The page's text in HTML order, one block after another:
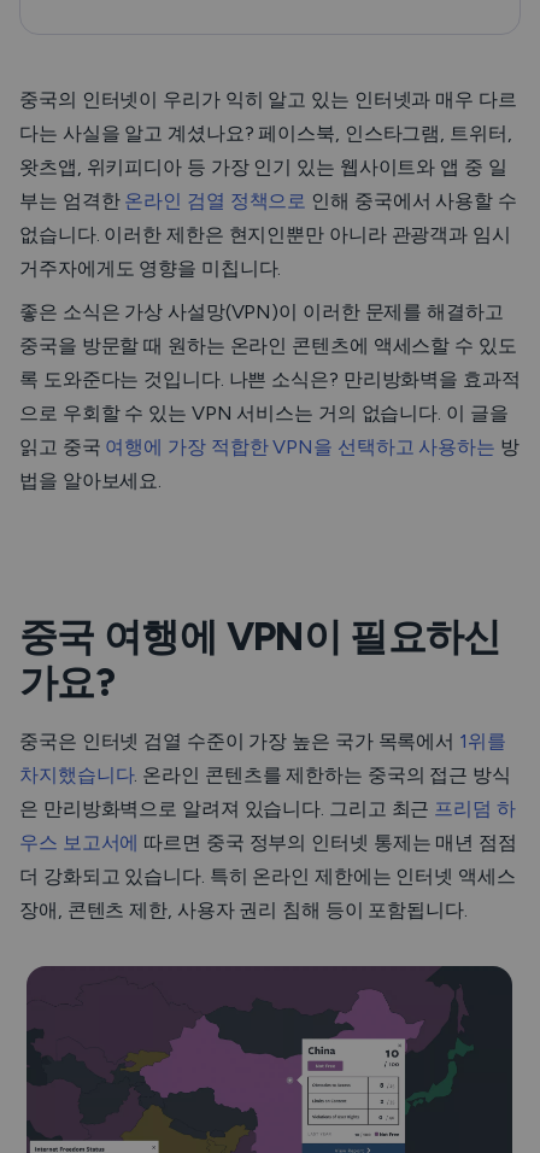
중국의 인터넷이 우리가 익히 알고 있는 인터넷과 매우 다르
다는 사실을 알고 계셨나요? 페이스북, 인스타그램, 트위터,
왓츠앱, 위키피디아 등 가장 인기 있는 웹사이트와 앱 중 일
부는 엄격한 온라인 검열 정책으로 인해 중국에서 사용할 수
없습니다. 이러한 제한은 현지인뿐만 아니라 관광객과 임시
거주자에게도 영향을 미칩니다.
좋은 소식은 가상 사설망(VPN)이 이러한 문제를 해결하고
중국을 방문할 때 원하는 온라인 콘텐츠에 액세스할 수 있도
록 도와준다는 것입니다. 나쁜 소식은? 만리방화벽을 효과적
으로 우회할 수 있는 VPN 서비스는 거의 없습니다. 이 글을
읽고 중국 여행에 가장 적합한 VPN을 선택하고 사용하는 방
법을 알아보세요.
중국 여행에 VPN이 필요하신
가요?
중국은 인터넷 검열 수준이 가장 높은 국가 목록에서 1위를
차지했습니다. 온라인 콘텐츠를 제한하는 중국의 접근 방식
은 만리방화벽으로 알려져 있습니다. 그리고 최근 프리덤 하
우스 보고서에 따르면 중국 정부의 인터넷 통제는 매년 점점
더 강화되고 있습니다. 특히 온라인 제한에는 인터넷 액세스
장애, 콘텐츠 제한, 사용자 권리 침해 등이 포함됩니다.